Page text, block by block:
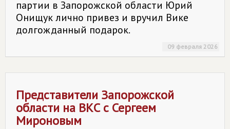
партии в Запорожской области Юрий
Онищук лично привез и вручил Вике
долгожданный подарок.
09 февраля 2026
Представители Запорожской
области на ВКС с Сергеем
Мироновым